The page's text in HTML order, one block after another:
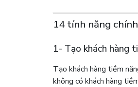
14 tính năng
1- Tạo khách hàng
Tạo khách hàng tiềm
không có khách hàng